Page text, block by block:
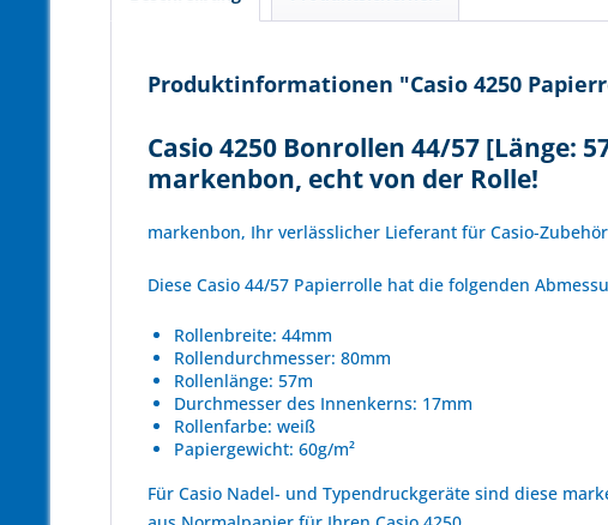
Produktinformationen "Casio 4250
Casio 4250 Bonrollen 44/57 [Länge:
markenbon, echt von der Rolle!
markenbon, Ihr verlässlicher Lieferant für Casio-
Diese Casio 44/57 Papierrolle hat die folgenden
Rollenbreite: 44mm
Rollendurchmesser: 80mm
Rollenlänge: 57m
Durchmesser des Innenkerns: 17mm
Rollenfarbe: weiß
Papiergewicht: 60g/m²
Für Casio Nadel- und Typendruckgeräte sind diese